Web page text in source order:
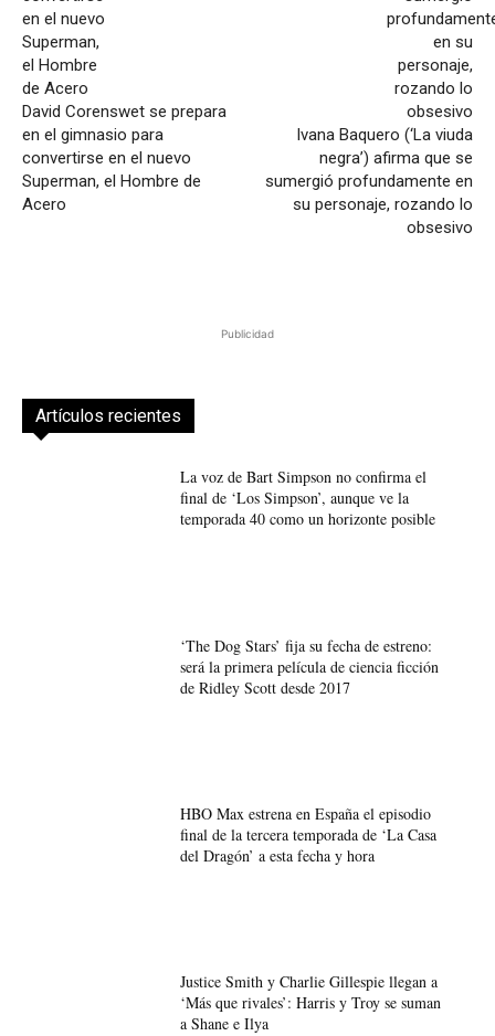
David Corenswet se prepara
en el gimnasio para
convertirse en el nuevo
Superman, el Hombre de
Acero
Ivana Baquero (‘La viuda
negra’) afirma que se
sumergió profundamente en
su personaje, rozando lo
obsesivo
Publicidad
Artículos recientes
La voz de Bart Simpson no confirma el
final de ‘Los Simpson’, aunque ve la
temporada 40 como un horizonte posible
‘The Dog Stars’ fija su fecha de estreno:
será la primera película de ciencia ficción
de Ridley Scott desde 2017
HBO Max estrena en España el episodio
final de la tercera temporada de ‘La Casa
del Dragón’ a esta fecha y hora
Justice Smith y Charlie Gillespie llegan a
‘Más que rivales’: Harris y Troy se suman
a Shane e Ilya